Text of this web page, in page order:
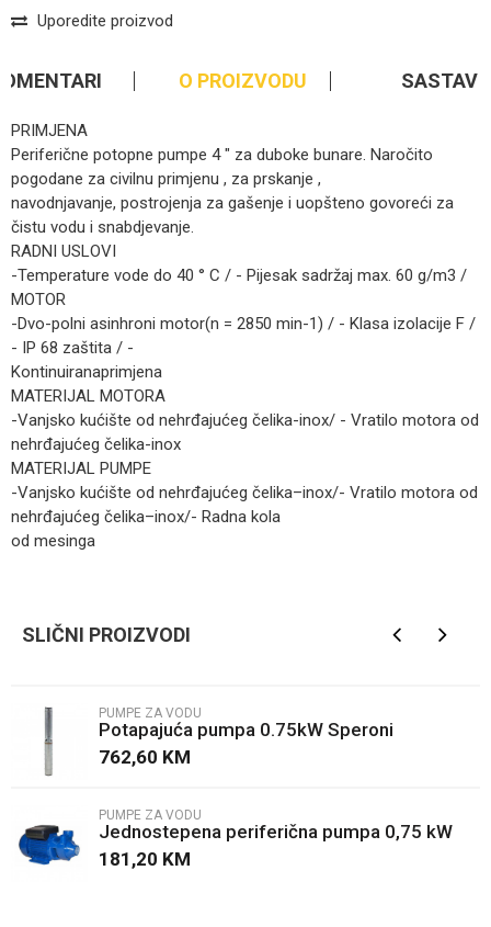
Uporedite proizvod
O PROIZVODU SASTAV
PRIMJENA
Periferične potopne pumpe 4 " za duboke bunare. Naročito
pogodane za civilnu primjenu , za prskanje ,
navodnjavanje, postrojenja za gašenje i uopšteno govoreći za
čistu vodu i snabdjevanje.
RADNI USLOVI
-Temperature vode do 40 ° C / - Pijesak sadržaj max. 60 g/m3 /
MOTOR
-Dvo-polni asinhroni motor(n = 2850 min-1) / - Klasa izolacije F /
- IP 68 zaštita / -
Kontinuiranaprimjena
MATERIJAL MOTORA
-Vanjsko kućište od nehrđajućeg čelika-inox/ - Vratilo motora od
nehrđajućeg čelika-inox
MATERIJAL PUMPE
-Vanjsko kućište od nehrđajućeg čelika–inox/- Vratilo motora od
nehrđajućeg čelika–inox/- Radna kola
od mesinga
Poruka
SLIČNI PROIZVODI
PUMPE ZA VODU
Potapajuća pumpa 0.75kW Speroni
762,60 KM
PUMPE ZA VODU
Jednostepena periferična pumpa 0,75 kW
Aqua system
181,20 KM